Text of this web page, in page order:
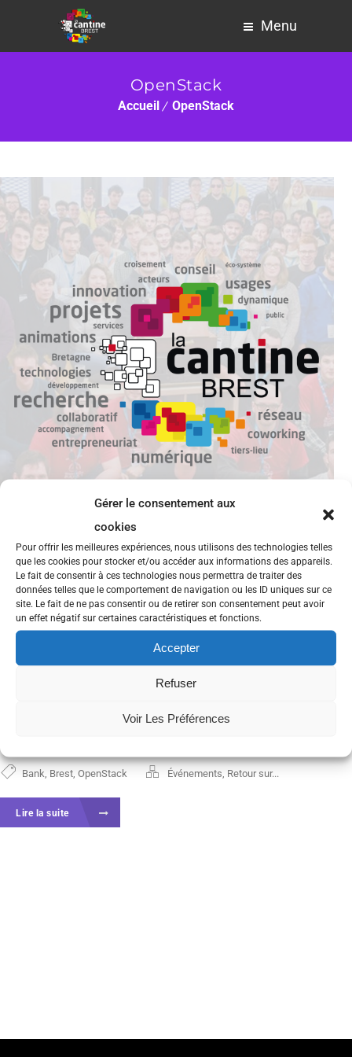
Gérer le consentement aux
cookies
Pour offrir les meilleures expériences, nous utilisons des technologies telles
que les cookies pour stocker et/ou accéder aux informations des appareils.
Le fait de consentir à ces technologies nous permettra de traiter des
données telles que le comportement de navigation ou les ID uniques sur ce
site. Le fait de ne pas consentir ou de retirer son consentement peut avoir
un effet négatif sur certaines caractéristiques et fonctions.
Accepter
Refuser
Voir Les Préférences
Menu
OpenStack
Accueil OpenStack
Retour sur… la conférence OpenStack
Introdution à OpenStack Gauvain Pocentek, expert
Linux et OpenStack chez Objectif Libre. Avec plus de
1000 personnes formées depuis son arrivée début
2010, Gauvain est un des piliers d’Objectif Libre. C’est
Bank Brest OpenStack Événements Retour sur...
Lire la suite